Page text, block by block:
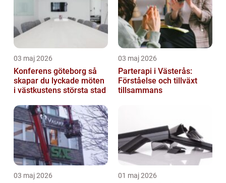
03 maj 2026
Konferens göteborg så
skapar du lyckade möten
i västkustens största stad
03 maj 2026
Parterapi i Västerås:
Förståelse och tillväxt
tillsammans
03 maj 2026 01 maj 2026